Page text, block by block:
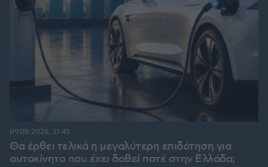
Θα έρθει τελικά η μεγαλύτερη επιδότηση για
αυτοκίνητο που έχει δοθεί ποτέ στην Ελλάδα;
09.08.2026, 21:45